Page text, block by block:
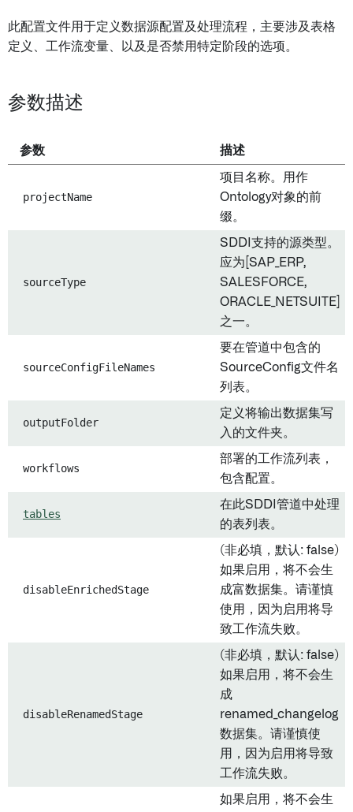
此配置文件用于定义数据源配置及处理流程，主要涉及表格
定义、工作流变量、以及是否禁用特定阶段的选项。
参数描述
参数 描述
projectName
项目名称。用作
Ontology对象的前
缀。
sourceType
SDDI支持的源类型。
应为[SAP_ERP,
SALESFORCE,
ORACLE_NETSUITE]
之一。
sourceConfigFileNames
要在管道中包含的
SourceConfig文件名
列表。
outputFolder
定义将输出数据集写
入的文件夹。
workflows
部署的工作流列表，
包含配置。
tables
在此SDDI管道中处理
的表列表。
disableEnrichedStage
(非必填，默认: false)
如果启用，将不会生
成富数据集。请谨慎
使用，因为启用将导
致工作流失败。
disableRenamedStage
(非必填，默认: false)
如果启用，将不会生
成
renamed_changelog
数据集。请谨慎使
用，因为启用将导致
工作流失败。
如果启用，将不会生